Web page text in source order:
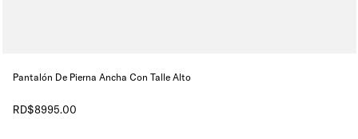
Pantalón De Pierna Ancha Con Talle Alto
RD$8995.00